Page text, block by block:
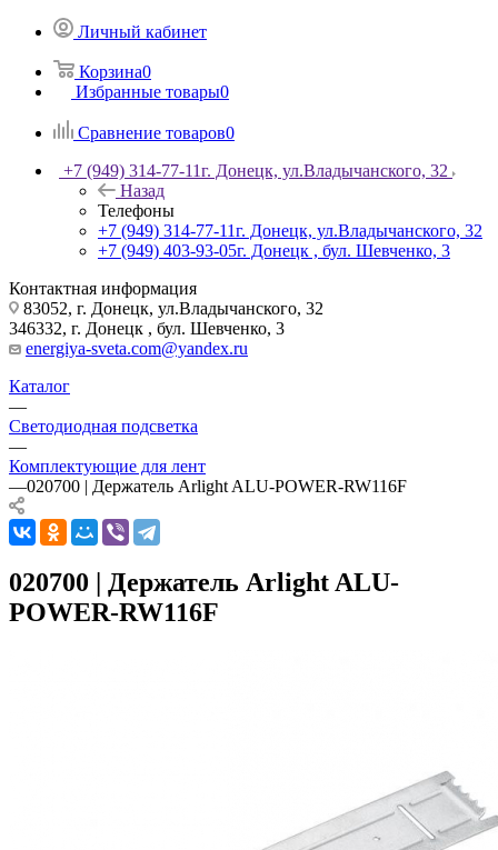
Личный кабинет
Корзина0
Избранные товары0
Сравнение товаров0
+7 (949) 314-77-11г. Донецк, ул.Владычанского, 32
Назад
Телефоны
+7 (949) 314-77-11г. Донецк, ул.Владычанского, 32
+7 (949) 403-93-05г. Донецк , бул. Шевченко, 3
Контактная информация
83052, г. Донецк, ул.Владычанского, 32
346332, г. Донецк , бул. Шевченко, 3
energiya-sveta.com@yandex.ru
Каталог
—
Светодиодная подсветка
—
Комплектующие для лент
—020700 | Держатель Arlight ALU-POWER-RW116F
020700 | Держатель Arlight ALU-
POWER-RW116F